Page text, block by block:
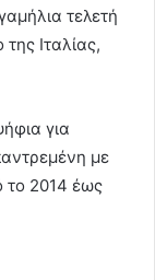
τελετή
Ιταλίας,
για
με
το 2014 έως